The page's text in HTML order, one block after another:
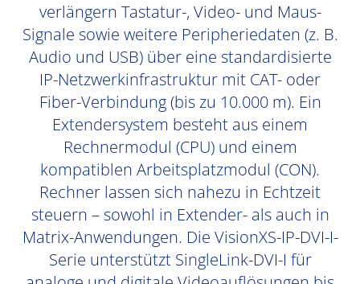
verlängern Tastatur-, Video- und Maus-
Signale sowie weitere Peripheriedaten (z. B.
Audio und USB) über eine standardisierte
IP-Netzwerkinfrastruktur mit CAT- oder
Fiber-Verbindung (bis zu 10.000 m). Ein
Extendersystem besteht aus einem
Rechnermodul (CPU) und einem
kompatiblen Arbeitsplatzmodul (CON).
Rechner lassen sich nahezu in Echtzeit
steuern – sowohl in Extender- als auch in
Matrix-Anwendungen. Die VisionXS-IP-DVI-I-
Serie unterstützt SingleLink-DVI-I für